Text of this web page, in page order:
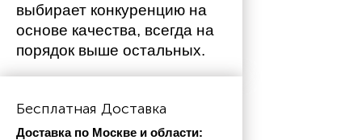
выбирает конкуренцию на
основе качества, всегда на
порядок выше остальных.
Бесплатная Доставка
Доставка по Москве и области: